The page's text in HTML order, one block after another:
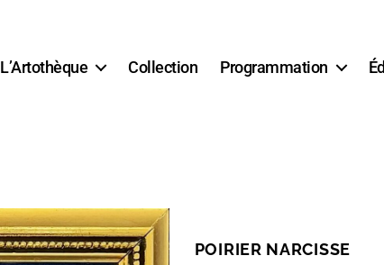
L’Artothèque Collection Programmation
POIRIER NARCISSE